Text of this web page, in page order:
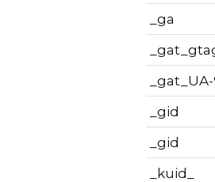
_ga
_gid
_gid
_kuid_